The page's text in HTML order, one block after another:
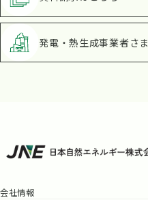
発電・熱生成事業者さま
会社情報